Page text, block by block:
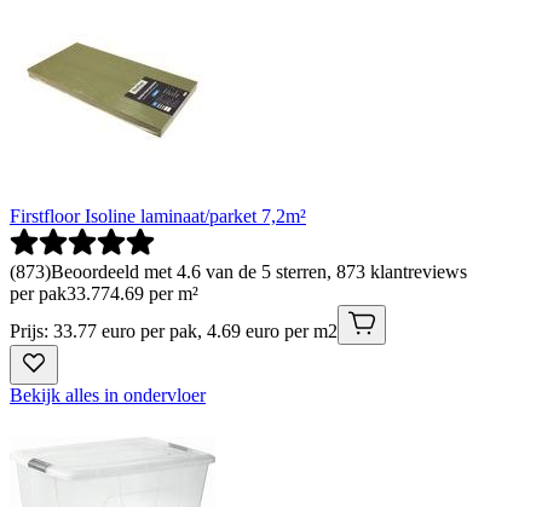
Firstfloor Isoline laminaat/parket 7,2m²
(873)Beoordeeld met 4.6 van de 5 sterren, 873 klantreviews
per pak33.774.69 per m²
Prijs: 33.77 euro per pak, 4.69 euro per m2
Bekijk alles in ondervloer